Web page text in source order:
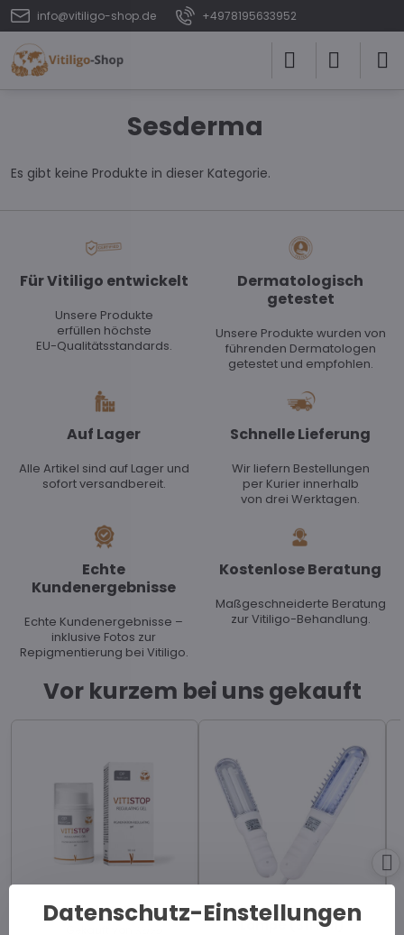
info@vitiligo-shop.de +4978195633952
Sesderma
Es gibt keine Produkte in dieser Kategorie.
Für Vitiligo entwickelt
Unsere Produkte
erfüllen höchste
EU-Qualitätsstandards.
Dermatologisch
getestet
Unsere Produkte wurden von
führenden Dermatologen
getestet und empfohlen.
Auf Lager
Alle Artikel sind auf Lager und
sofort versandbereit.
Schnelle Lieferung
Wir liefern Bestellungen
per Kurier innerhalb
von drei Werktagen.
Echte
Kundenergebnisse
Echte Kundenergebnisse –
inklusive Fotos zur
Repigmentierung bei Vitiligo.
Kostenlose Beratung
Maßgeschneiderte Beratung
zur Vitiligo-Behandlung.
Vor kurzem bei uns gekauft
Vitistop Gel
Philips BU-1S UVB-
Lampe (311 nm)
Datenschutz-Einstellungen